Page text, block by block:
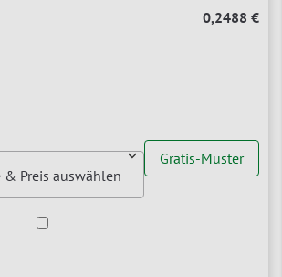
0,2488 €
Gratis-Muster